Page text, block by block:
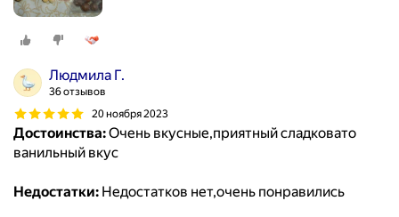
Людмила Г.
36 отзывов
20 ноября 2023
Достоинства:Очень вкусные,приятный сладковато
ванильный вкус
Недостатки: Недостатков нет,очень понравились